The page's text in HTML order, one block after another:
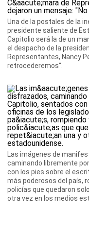
Una de la postales de la
presidente saliente de
Capitolio será la de un
el despacho de la
Representantes, Nancy
retrocederemos".
Las imágenes de
caminando libremente
con los pies sobre el
más poderosos del país,
policías que quedaron
otra vez en los medios